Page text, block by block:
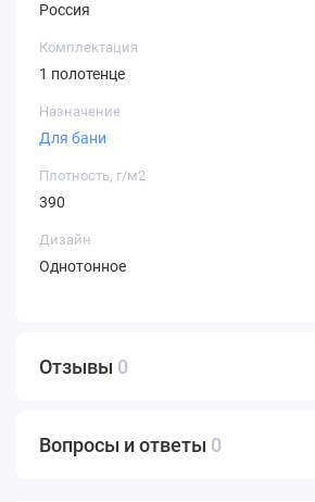
Россия
Комплектация
1 полотенце
Назначение
Для бани
Плотность, г/м2
390
Дизайн
Однотонное
Отзывы 0
Вопросы и ответы 0